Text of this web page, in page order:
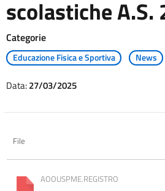
scolastiche
Categorie
Educazione Fisica e Sportiva News
Data:27/03/2025
File
AOOUSPME.REGISTRO